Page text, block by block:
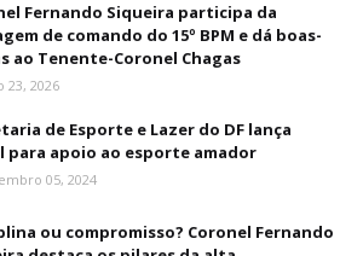
Fernando Siqueira participa da
de comando do 15º BPM e dá boas-
ao Tenente-Coronel Chagas
23, 2026
de Esporte e Lazer do DF lança
para apoio ao esporte amador
05, 2024
ou compromisso? Coronel Fernando